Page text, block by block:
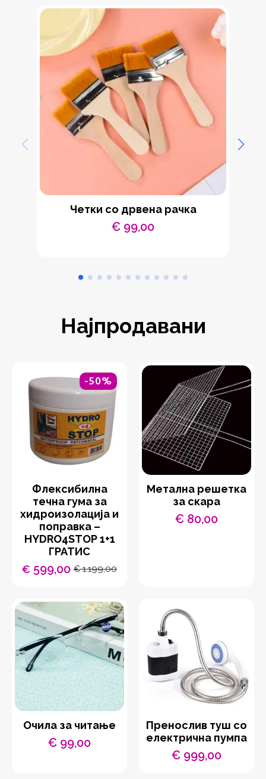
Четки со дрвена рачка
€ 99,00
Најпродавани
-50%
Флексибилна
течна гума за
хидроизолација и
поправка –
HYDRO4STOP 1+1
ГРАТИС
€1.199,00
Original
was:
€ 1.199,00.
€ 599,00Current
is:
€ 599,00.
Метална решетка
за скара
€ 80,00
Очила за читање
€ 99,00
Пренослив туш со
електрична пумпа
€ 999,00